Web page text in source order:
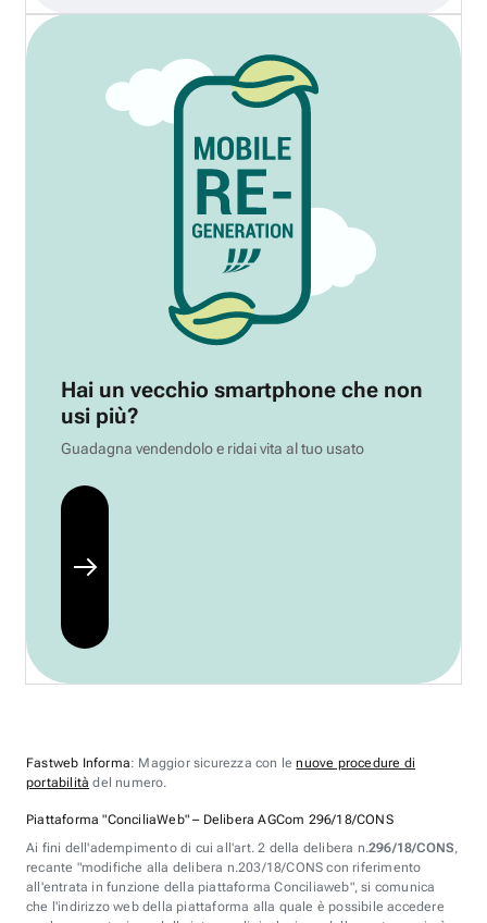
Hai un vecchio smartphone che non
usi più?
Guadagna vendendolo e ridai vita al tuo usato
Fastweb Informa: Maggior sicurezza con lenuove procedure di
portabilità del numero.
Piattaforma "ConciliaWeb" – Delibera AGCom 296/18/CONS
Ai fini dell'adempimento di cui all'art. 2 della delibera n.296/18/CONS,
recante "modifiche alla delibera n.203/18/CONS con riferimento
all'entrata in funzione della piattaforma Conciliaweb", si comunica
che l'indirizzo web della piattaforma alla quale è possibile accedere